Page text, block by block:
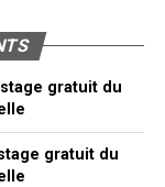
gratuit du
gratuit du